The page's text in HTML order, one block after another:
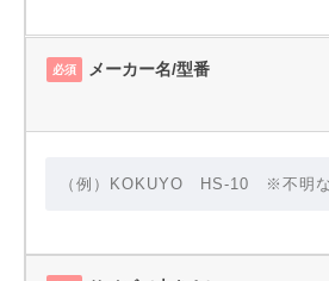
必須 メーカー名/型番